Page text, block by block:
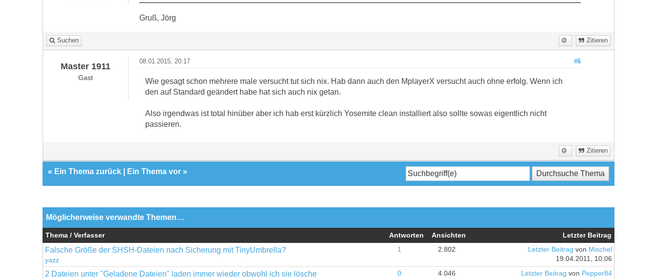
Gruß, Jörg
Suchen Zitieren
Master 1911
Gast
#6
08.01.2015, 20:17
Wie gesagt schon mehrere male versucht tut sich nix. Hab dann auch den MplayerX versucht auch ohne erfolg. Wenn ich
den auf Standard geändert habe hat sich auch nix getan.
Also irgendwas ist total hinüber aber ich hab erst kürzlich Yosemite clean installiert also sollte sowas eigentlich nicht
passieren.
Zitieren
« Ein Thema zurück Ein Thema vor »
Möglicherweise verwandte Themen…
Thema / Verfasser Antworten Ansichten Letzter Beitrag
Falsche Größe der SHSH-Dateien nach Sicherung mit TinyUmbrella?
yazz
1 2.802 Letzter Beitrag von Mischel
19.04.2011, 10:06
2 Dateien unter "Geladene Dateien" laden immer wieder obwohl ich sie lösche 0 4.046 Letzter Beitrag von Pepper84